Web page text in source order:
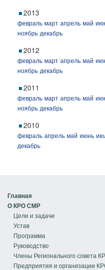
2013
февраль март апрель май
ноябрь декабрь
2012
февраль март апрель май
ноябрь декабрь
2011
февраль март апрель май
ноябрь декабрь
2010
февраль апрель май июнь
декабрь
Главная
О КРО СМР
Цели и задачи
Устав
Программа
Руководство
Члены Регионального совета
Предприятия и организации